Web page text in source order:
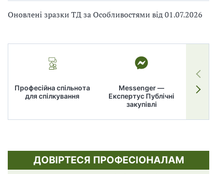
Оновлені зразки ТД за Особливостями від 01.07.2026
Професійна спільнота
для спілкування
Messenger —
Експертус Публічні
закупівлі
ДОВІРТЕСЯ ПРОФЕСІОНАЛАМ